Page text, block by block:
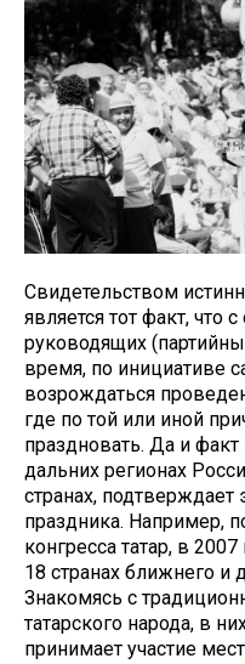
Свидетельством
является тот факт, что
руководящих
время, по инициативе
возрождаться
где по той или иной
праздновать. Да и факт
дальних регионах
странах, подтверждает
праздника. Например,
конгресса татар, в
18 странах ближнего и
Знакомясь с
татарского народа, в
принимает участие